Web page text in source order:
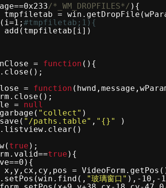
/*_WM_DROPFILES*/ ){
tmpfiletab =
(i=1; #tmpfiletab;1){
add(tmpfiletab[i])
= function (){
= function
= null
"collect" )
"/paths.table" , "{}"
)
true );
true ){
x,y,cx,cy,pos =
"玻璃窗口" ),-10,-